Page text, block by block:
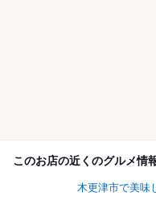
このお店の近くのグルメ情
木更津市で美味